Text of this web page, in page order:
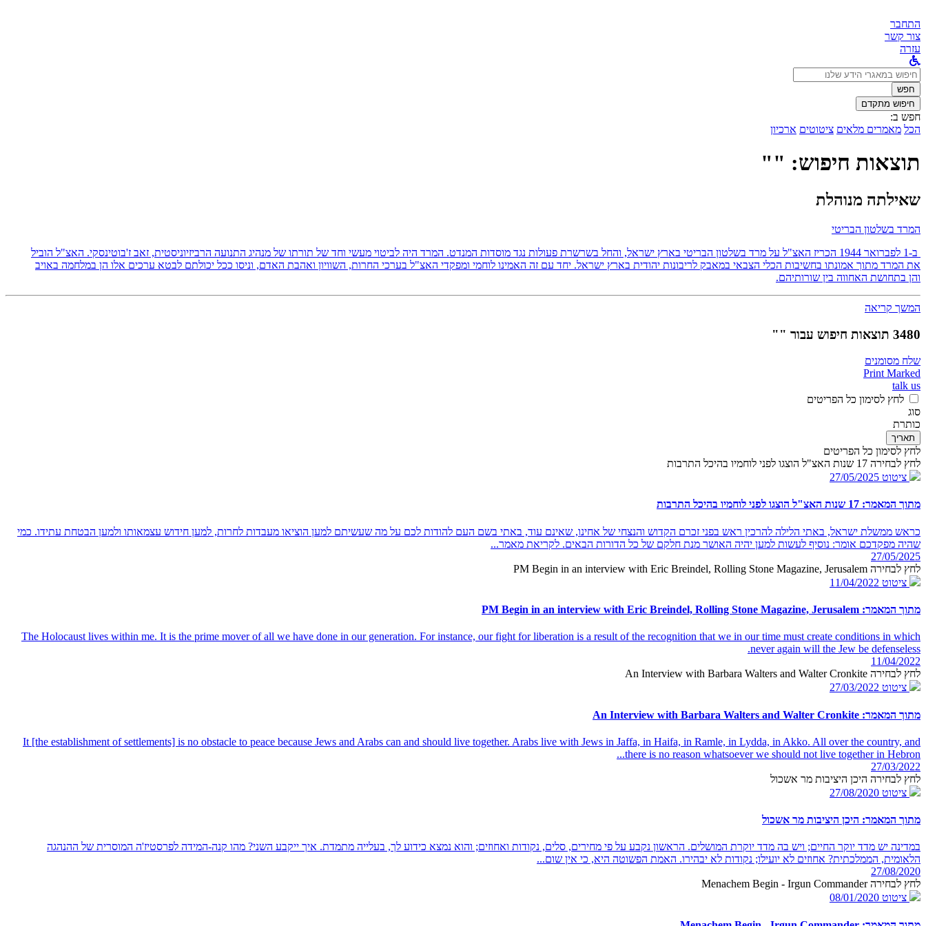
התחבר
צור קשר
עזרה
לחפש
ב:חפש
חיפוש מתקדם
חפש ב:
הכל מאמרים מלאים ציטוטים ארכיון
תוצאות חיפוש: ""
שאילתה מנוהלת
המרד בשלטון הבריטי
ב-1 לפברואר 1944 הכריז האצ"ל על מרד בשלטון הבריטי בארץ ישראל, והחל בשרשרת פעולות נגד מוסדות המנדט. המרד היה לביטוי מעשי וחד של תורתו של מנהיג התנועה הרביזיוניסטית, זאב ז'בוטינסקי. האצ"ל הוביל
את המרד מתוך אמונתו בחשיבות הכלי הצבאי במאבק לריבונות יהודית בארץ ישראל. יחד עם זה האמינו לוחמי ומפקדי האצ"ל בערכי החרות, השוויון ואהבת האדם, וניסו ככל יכולתם לבטא ערכים אלו הן במלחמה באויב
והן בתחושת האחווה בין שורותיהם.
המשך קריאה
3480 תוצאות חיפוש עבור ""
שלח מסומנים
Print Marked
talk us
לחץ לסימון כל הפריטים
סוג
כותרת
תאריך
לחץ לסימון כל הפריטים
לחץ לבחירה 17 שנות האצ"ל הוצגו לפני לוחמיו בהיכל התרבות
ציטוט 27/05/2025
מתוך המאמר: 17 שנות האצ"ל הוצגו לפני לוחמיו בהיכל התרבות
כראש ממשלת ישראל, באתי הלילה להרכין ראש בפני זכרם הקדוש והנצחי של אחינו, שאינם עוד, באתי בשם העם להודות לכם על מה שעשיתם למען הוציאו מעבדות לחרות, למען חידוש עצמאותו ולמען הבטחת עתידו. כמי
שהיה מפקדכם אומר: נוסיף לעשות למען יהיה האושר מנת חלקם של כל הדורות הבאים. לקריאת מאמר...
27/05/2025
לחץ לבחירה PM Begin in an interview with Eric Breindel, Rolling Stone Magazine, Jerusalem
ציטוט 11/04/2022
מתוך המאמר: PM Begin in an interview with Eric Breindel, Rolling Stone Magazine, Jerusalem
The Holocaust lives within me. It is the prime mover of all we have done in our generation. For instance, our fight for liberation is a result of the recognition that we in our time must create conditions in which
never again will the Jew be defenseless.
11/04/2022
לחץ לבחירה An Interview with Barbara Walters and Walter Cronkite
ציטוט 27/03/2022
מתוך המאמר: An Interview with Barbara Walters and Walter Cronkite
It [the establishment of settlements] is no obstacle to peace because Jews and Arabs can and should live together. Arabs live with Jews in Jaffa, in Haifa, in Ramle, in Lydda, in Akko. All over the country, and
there is no reason whatsoever we should not live together in Hebron...
27/03/2022
לחץ לבחירה היכן היציבות מר אשכול
ציטוט 27/08/2020
מתוך המאמר: היכן היציבות מר אשכול
במדינה יש מדד יוקר החיים; ויש בה מדד יוקרת המושלים. הראשון נקבע על פי מחירים, סלים, נקודות ואחוזים; והוא נמצא כידוע לך, בעלייה מתמדת. איך ייקבע השני? מהו קנה-המידה לפרסטיז'ה המוסרית של ההנהגה
הלאומית, הממלכתית? אחוזים לא יועילו; נקודות לא יבהירו. האמת הפשוטה היא, כי אין שום...
27/08/2020
לחץ לבחירה Menachem Begin - Irgun Commander
ציטוט 08/01/2020